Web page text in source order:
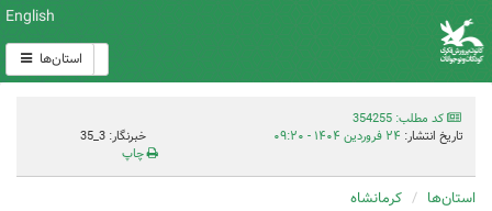
English
استان‌ها
کد مطلب: 354255
تاریخ انتشار: ۲۴ فروردین ۱۴۰۴ - ۰۹:۲۰
خبرنگار: 3_35
چاپ
استان‌ها کرمانشاه